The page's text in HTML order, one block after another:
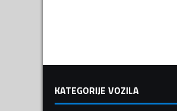
KATEGORIJE VOZILA